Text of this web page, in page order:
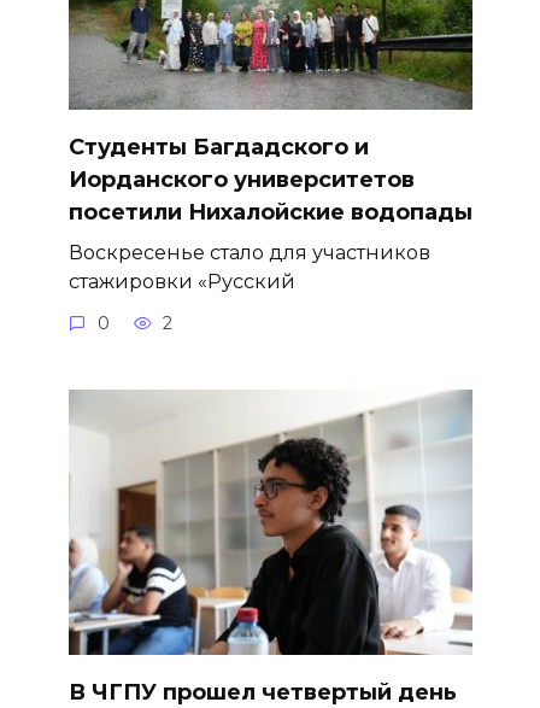
Студенты Багдадского и
Иорданского университетов
посетили Нихалойские водопады
Воскресенье стало для участников
стажировки «Русский
0 2
В ЧГПУ прошел четвертый день